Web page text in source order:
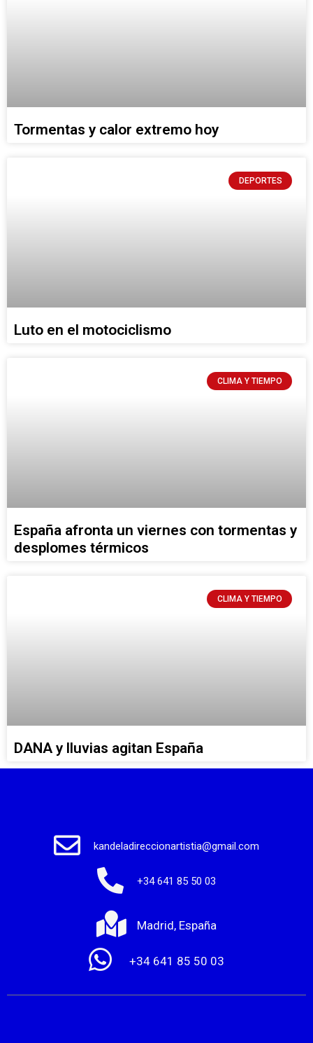
Tormentas y calor extremo hoy
DEPORTES
Luto en el motociclismo
CLIMA Y TIEMPO
España afronta un viernes con tormentas y
desplomes térmicos
CLIMA Y TIEMPO
DANA y lluvias agitan España
kandeladireccionartistia@gmail.com
+34 641 85 50 03
Madrid, España
+34 641 85 50 03